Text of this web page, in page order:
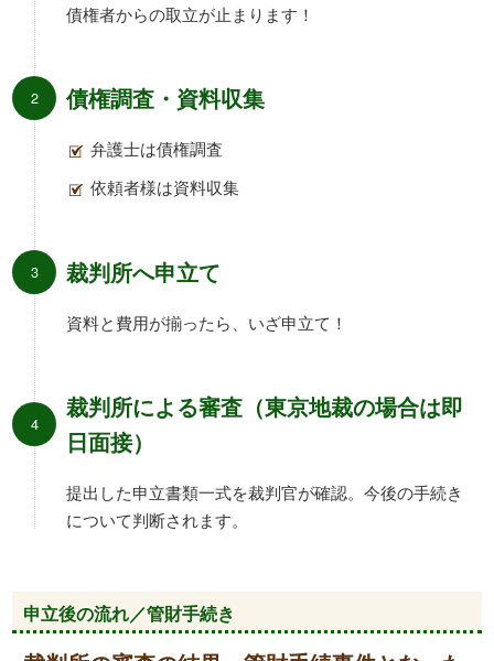
債権者からの取立が止まります！
債権調査・資料収集
弁護士は債権調査
依頼者様は資料収集
裁判所へ申立て
資料と費用が揃ったら、いざ申立て！
裁判所による審査（東京地裁の場合は即
日面接）
提出した申立書類一式を裁判官が確認。今後の手続き
について判断されます。
申立後の流れ／管財手続き